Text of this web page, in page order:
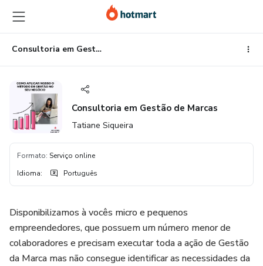
para
o
conteúdo
principal
para
o
pagamento
para
o
rodapé
Consultoria em Gestão de Marcas
Consultoria em Gestão de Marcas
Tatiane Siqueira
Formato: Serviço online
Idioma: Português
Disponibilizamos à vocês micro e pequenos
empreendedores, que possuem um número menor de
colaboradores e precisam executar toda a ação de Gestão
da Marca mas não consegue identificar as necessidades da